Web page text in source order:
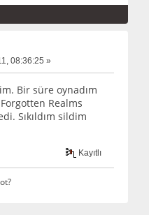
08:36:25 »
Bir süre oynadım
Realms
Sıkıldım sildim
Kayıtlı